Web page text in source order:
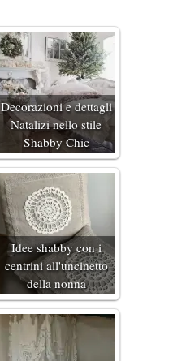
Decorazioni e dettagli
Natalizi nello stile
Shabby Chic
Idee shabby con i
centrini all'uncinetto
della nonna